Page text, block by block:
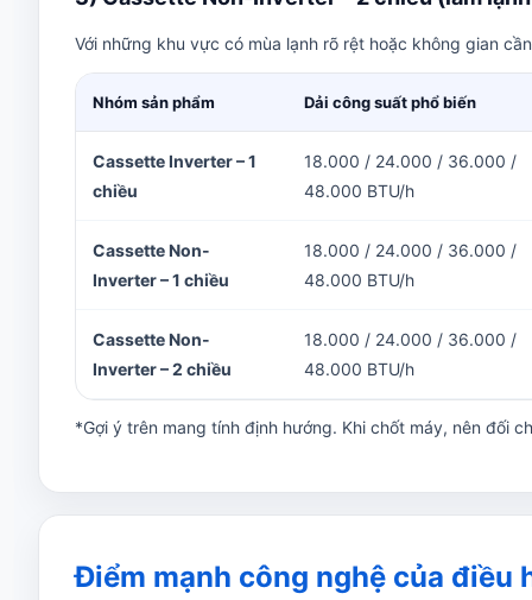
Với những khu vực có mùa lạnh rõ rệt hoặc không gian
Nhóm sản phẩm Dải công suất phổ biến
Cassette Inverter – 1
chiều
18.000 / 24.000 / 36.000 /
48.000 BTU/h
Cassette Non-
Inverter – 1 chiều
18.000 / 24.000 / 36.000 /
48.000 BTU/h
Cassette Non-
Inverter – 2 chiều
18.000 / 24.000 / 36.000 /
48.000 BTU/h
*Gợi ý trên mang tính định hướng. Khi chốt máy, nên đối
Điểm mạnh công nghệ của điều